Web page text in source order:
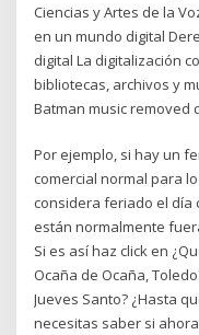
Ciencias y Artes de la
en un mundo digital
digital La digitalización
bibliotecas, archivos y
Batman music removed
Por ejemplo, si hay un
comercial normal para
considera feriado el día
están normalmente
Si es así haz click en
Ocaña de Ocaña,
Jueves Santo? ¿Hasta
necesitas saber si